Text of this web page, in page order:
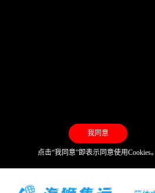
我同意
点击“我同意”即表示同意使用Cookies。